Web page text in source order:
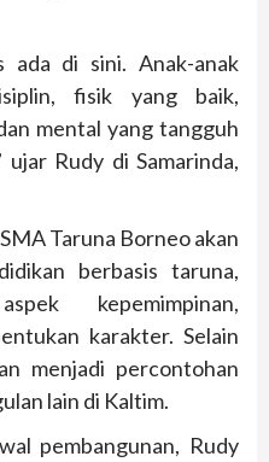
ada di sini. Anak-anak
fisik yang baik,
mental yang tangguh
Rudy di Samarinda,
Taruna Borneo akan
berbasis taruna,
kepemimpinan,
karakter. Selain
menjadi percontohan
lain di Kaltim.
pembangunan, Rudy